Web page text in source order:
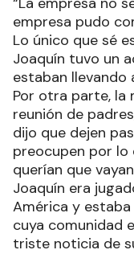
empresa pudo
Lo único que sé
Joaquín tuvo un
estaban llevando
Por otra parte, la
reunión de
dijo que dejen
preocupen por lo
querían que
Joaquín era
América y estaba
cuya comunidad
triste noticia de